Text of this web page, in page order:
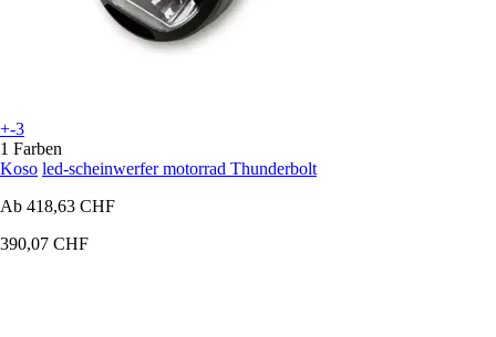
+-3
1 Farben
Koso led-scheinwerfer motorrad Thunderbolt
Ab 418,63 CHF
390,07 CHF